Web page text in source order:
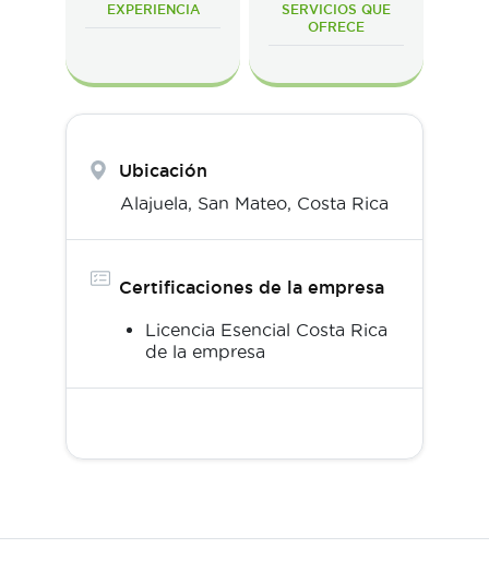
EXPERIENCIA
SERVICIOS QUE
OFRECE
Ubicación
Alajuela, San Mateo, Costa Rica
Certificaciones de la empresa
Licencia Esencial Costa Rica
de la empresa